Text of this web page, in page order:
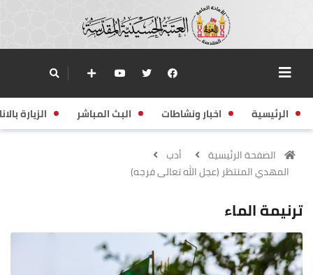
الرئيسية اخبار ونشاطات البث المباشر الزيارة
الصفحة الرئيسية
أدب
المهدي المنتظر (عجل الله تعالى فرجه)
ترنيمة الماء